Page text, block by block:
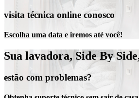
visita técnica online conosco
Escolha uma data e iremos até você!
Sua lavadora, Side By
estão com problemas?